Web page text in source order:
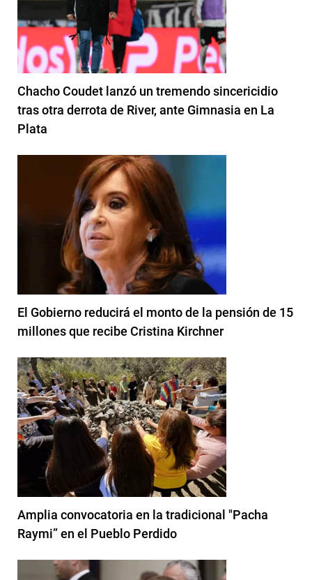
Chacho Coudet lanzó un tremendo sincericidio
tras otra derrota de River, ante Gimnasia en La
Plata
El Gobierno reducirá el monto de la pensión de 15
millones que recibe Cristina Kirchner
Amplia convocatoria en la tradicional "Pacha
Raymi” en el Pueblo Perdido